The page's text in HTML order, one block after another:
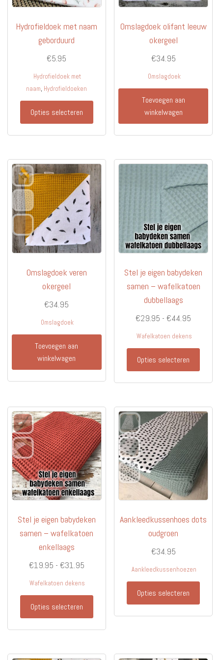
productpagina
Hydrofieldoek met naam
geborduurd
€5.95
Hydrofieldoek met
naam, Hydrofieldoeken
Opties selecteren
Dit
Deze
optie
kan
gekozen
worden
op
de
productpagina
Omslagdoek olifant leeuw
okergeel
€34.95
Omslagdoek
Toevoegen aan
winkelwagen
Omslagdoek veren
okergeel
€34.95
Omslagdoek
Toevoegen aan
winkelwagen
Stel je eigen babydeken
samen – wafelkatoen
dubbellaags
€29.95 - €44.95
Wafelkatoen dekens
Opties selecteren
Dit
Deze
kan
op
de
Stel je eigen babydeken
samen – wafelkatoen
enkellaags
€19.95 - €31.95Prijsklasse:
Wafelkatoen dekens
Opties selecteren
Dit
Aankleedkussenhoes dots
oudgroen
€34.95
Aankleedkussenhoezen
Opties selecteren
Dit